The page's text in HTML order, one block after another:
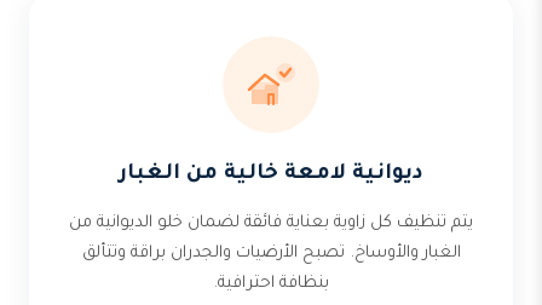
ديوانية لامعة خالية من الغبار
يتم تنظيف كل زاوية بعناية فائقة لضمان خلو الديوانية من
الغبار والأوساخ. تصبح الأرضيات والجدران براقة وتتألق
بنظافة احترافية.